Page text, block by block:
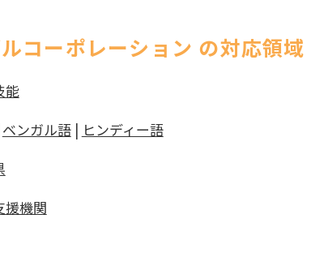
コーポレーション の対応領域
能
ベンガル語| ヒンディー語
援機関